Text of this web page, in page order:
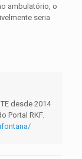
ambulatório, o
seria
desde 2014
Portal RKF.